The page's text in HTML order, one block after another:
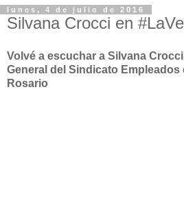
lunes, 4 de julio de 2016
Silvana Crocci en
Volvé a escuchar a Silvana
General del Sindicato Empleados
Rosario